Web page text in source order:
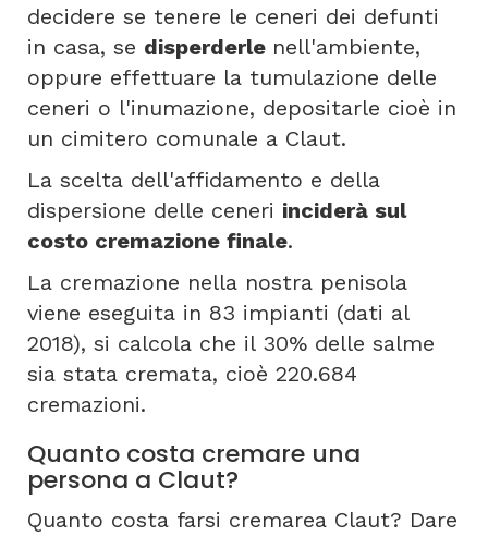
decidere se tenere le ceneri dei defunti
in casa, se disperderle nell'ambiente,
oppure effettuare la tumulazione delle
ceneri o l'inumazione, depositarle cioè in
un cimitero comunale a Claut.
La scelta dell'affidamento e della
dispersione delle ceneri inciderà sul
costo cremazione finale.
La cremazione nella nostra penisola
viene eseguita in 83 impianti (dati al
2018), si calcola che il 30% delle salme
sia stata cremata, cioè 220.684
cremazioni.
Quanto costa cremare una
persona a Claut?
Quanto costa farsi cremarea Claut? Dare